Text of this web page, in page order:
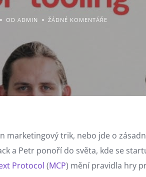
OD ADMIN ŽÁDNÉ KOMENTÁŘE
marketingový trik, nebo jde o
a Petr ponoří do světa, kde se
Protocol (MCP) mění pravidla hry